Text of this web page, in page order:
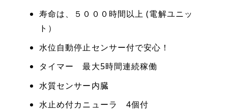
寿命は、５０００時間以上 (電解ユニッ
ト）
水位自動停止センサー付で安心！
タイマー 最大5時間連続稼働
水質センサー内臓
水止め付カニューラ 4個付